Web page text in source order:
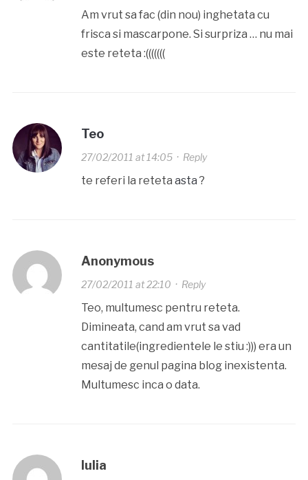
Am vrut sa fac (din nou) inghetata cu
frisca si mascarpone. Si surpriza … nu mai
este reteta :(((((((
Teo
27/02/2011 at 14:05· Reply
te referi la reteta asta ?
Anonymous
27/02/2011 at 22:10 · Reply
Teo, multumesc pentru reteta.
Dimineata, cand am vrut sa vad
cantitatile(ingredientele le stiu :))) era un
mesaj de genul pagina blog inexistenta.
Multumesc inca o data.
Iulia